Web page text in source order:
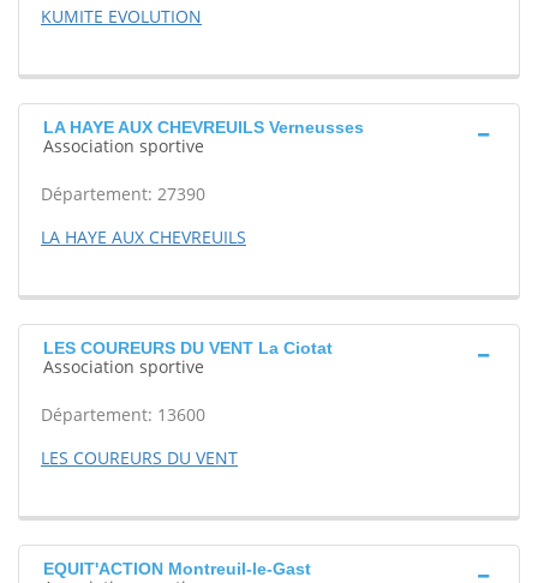
KUMITE EVOLUTION
LA HAYE AUX CHEVREUILS Verneusses
Association sportive
Département: 27390
LA HAYE AUX CHEVREUILS
LES COUREURS DU VENT La Ciotat
Association sportive
Département: 13600
LES COUREURS DU VENT
EQUIT'ACTION Montreuil-le-Gast